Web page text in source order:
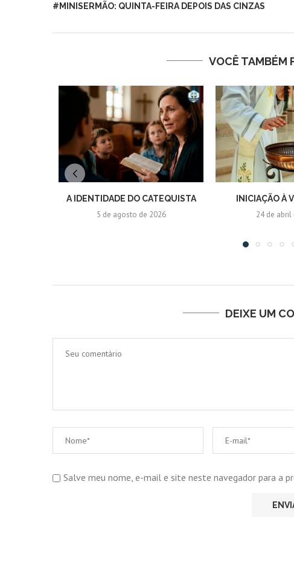
#MINISERMÃO: QUINTA-FEIRA DEPOIS DAS CINZAS
VOCÊ TAMBÉM
A IDENTIDADE DO CATEQUISTA
5 de agosto de 2026
INICIAÇÃO À
24 de abril
DEIXE UM
Salve meu nome, e-mail e site neste navegador para a